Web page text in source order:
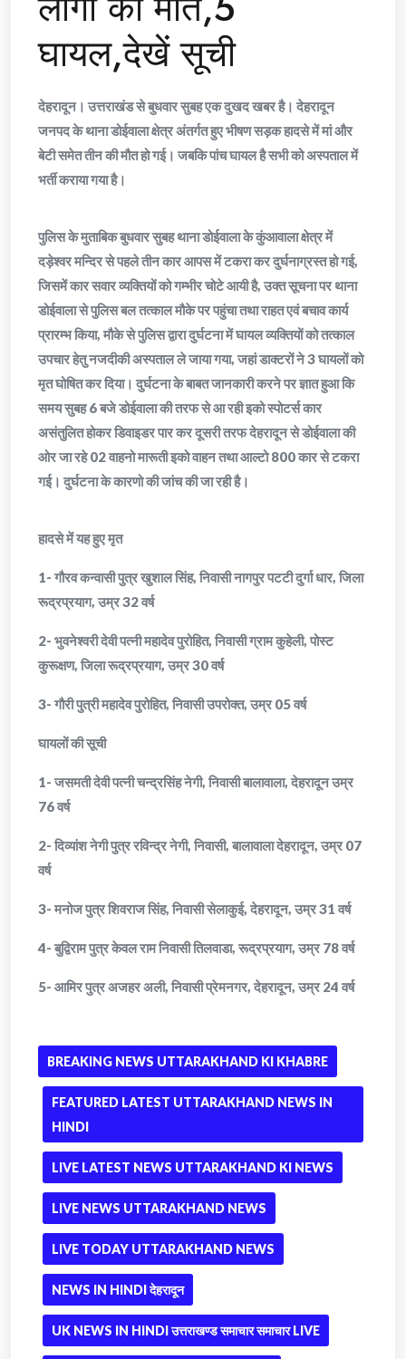
घायल,देखें सूची
देहरादून। उत्तराखंड से बुधवार सुबह एक दुखद खबर है। देहरादून
जनपद के थाना डोईवाला क्षेत्र अंतर्गत हुए भीषण सड़क हादसे में मां और
बेटी समेत तीन की मौत हो गई। जबकि पांच घायल है सभी को अस्पताल में
भर्ती कराया गया है।
पुलिस के मुताबिक बुधवार सुबह थाना डोईवाला के कुंआवाला क्षेत्र में
दड़ेश्वर मन्दिर से पहले तीन कार आपस में टकरा कर दुर्घनाग्रस्त हो गई,
जिसमें कार सवार व्यक्तियों को गम्भीर चोटे आयी है, उक्त सूचना पर थाना
डोईवाला से पुलिस बल तत्काल मौके पर पहुंचा तथा राहत एवं बचाव कार्य
प्रारम्भ किया, मौके से पुलिस द्वारा दुर्घटना में घायल व्यक्तियों को तत्काल
उपचार हेतु नजदीकी अस्पताल ले जाया गया, जहां डाक्टरों ने 3 घायलों को
मृत घोषित कर दिया। दुर्घटना के बाबत जानकारी करने पर ज्ञात हुआ कि
समय सुबह 6 बजे डोईवाला की तरफ से आ रही इको स्पोटर्स कार
असंतुलित होकर डिवाइडर पार कर दूसरी तरफ देहरादून से डोईवाला की
ओर जा रहे 02 वाहनो मारूती इको वाहन तथा आल्टो 800 कार से टकरा
गई। दुर्घटना के कारणो की जांच की जा रही है।
हादसे में यह हुए मृत
1- गौरव कन्वासी पुत्र खुशाल सिंह, निवासी नागपुर पटटी दुर्गा धार, जिला
रूद्रप्रयाग, उम्र 32 वर्ष
2- भुवनेश्वरी देवी पत्नी महादेव पुरोहित, निवासी ग्राम कुहेली, पोस्ट
कुरूक्षण, जिला रूद्रप्रयाग, उम्र 30 वर्ष
3- गौरी पुत्री महादेव पुरोहित, निवासी उपरोक्त, उम्र 05 वर्ष
घायलों की सूची
1- जसमती देवी पत्नी चन्द्रसिंह नेगी, निवासी बालावाला, देहरादून उम्र
76 वर्ष
2- दिव्यांश नेगी पुत्र रविन्द्र नेगी, निवासी, बालावाला देहरादून, उम्र 07
वर्ष
3- मनोज पुत्र शिवराज सिंह, निवासी सेलाकुई, देहरादून, उम्र 31 वर्ष
4- बुद्विराम पुत्र केवल राम निवासी तिलवाडा, रूद्रप्रयाग, उम्र 78 वर्ष
5- आमिर पुत्र अजहर अली, निवासी प्रेमनगर, देहरादून, उम्र 24 वर्ष
BREAKING NEWS UTTARAKHAND KI KHABRE
FEATURED LATEST UTTARAKHAND NEWS IN
HINDI
LIVE LATEST NEWS UTTARAKHAND KI NEWS
LIVE NEWS UTTARAKHAND NEWS
LIVE TODAY UTTARAKHAND NEWS
NEWS IN HINDI देहरादून
UK NEWS IN HINDI उत्तराखण्ड समाचार समाचार LIVE